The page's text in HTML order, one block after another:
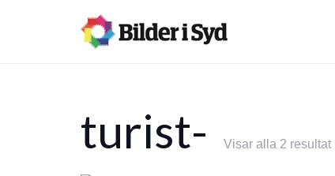
turist- Visar alla 2 resultat